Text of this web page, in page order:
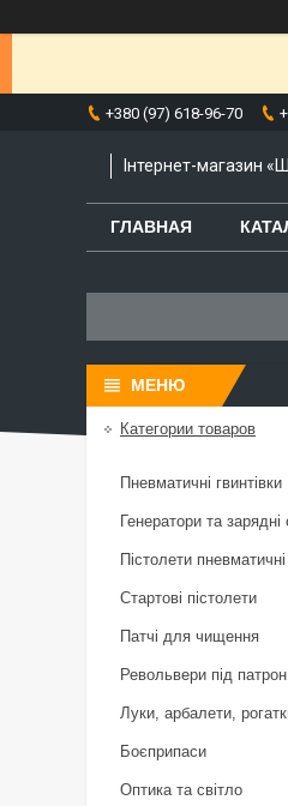
+380 (97) 618-96-70
Інтернет-магазин
ГЛАВНАЯ
Категории товаров
Пневматичні гвинтівки
Генератори та зарядні
Пістолети пневматичні
Стартові пістолети
Патчі для чищення
Револьвери під
Луки, арбалети,
Боєприпаси
Оптика та світло